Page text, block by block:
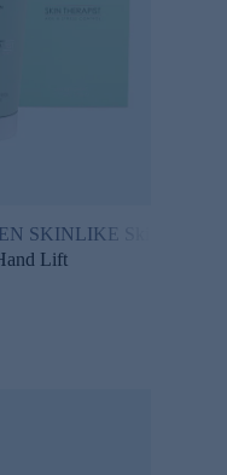
SKINLIKE Skin Therapist
Lift